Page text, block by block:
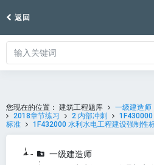
返回
您现在的位置： 建筑工程题库 一级建造师
2018章节练习
2 内部冲刺
标准
1F432000 水利水电工程建设强制性
一级建造师